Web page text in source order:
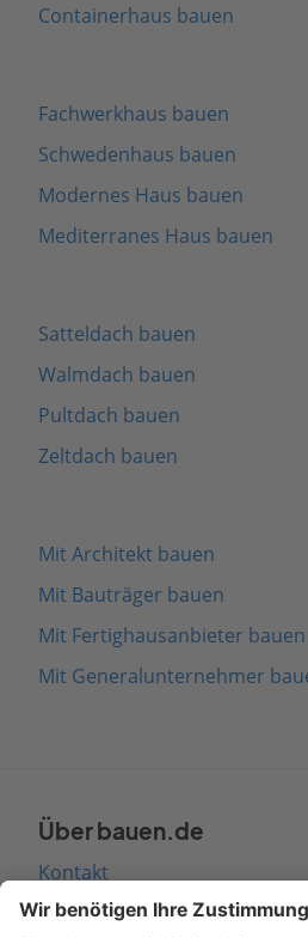
Containerhaus bauen
Fachwerkhaus bauen
Schwedenhaus bauen
Modernes Haus bauen
Mediterranes Haus bauen
Satteldach bauen
Walmdach bauen
Pultdach bauen
Zeltdach bauen
Mit Architekt bauen
Mit Bauträger bauen
Mit Fertighausanbieter bauen
Mit Generalunternehmer
Über bauen.de
Kontakt
Seitenaufbau